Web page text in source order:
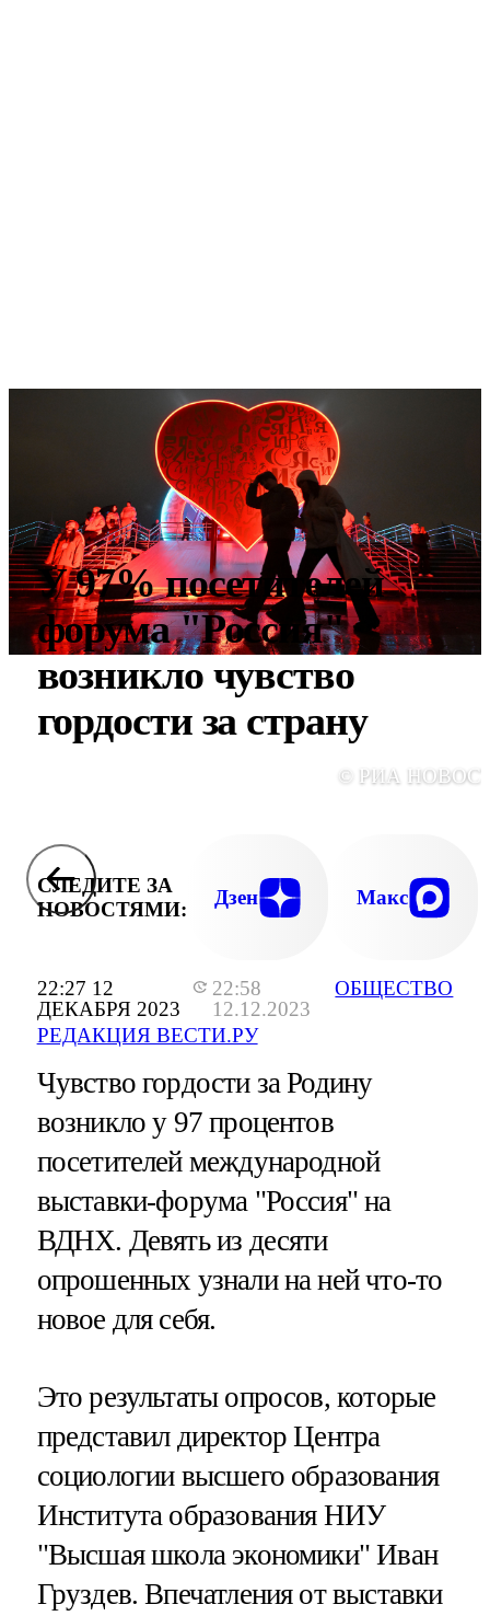
22:27 12
ДЕКАБРЯ 2023
22:58
12.12.2023
РЕДАКЦИЯ ВЕСТИ.РУ
ОБЩЕСТВО
У 97% посетителей
форума "Россия"
возникло чувство
гордости за страну
© РИА
СЛЕДИТЕ ЗА
НОВОСТЯМИ:
Дзен Макс
Чувство гордости за Родину
возникло у 97 процентов
посетителей международной
выставки-форума "Россия" на
ВДНХ. Девять из десяти
опрошенных узнали на ней что-то
новое для себя.
Это результаты опросов, которые
представил директор Центра
социологии высшего образования
Института образования НИУ
"Высшая школа экономики" Иван
Груздев. Впечатления от выставки